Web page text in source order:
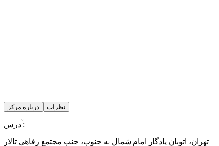
درباره مرکز نظرات
آدرس:
تهران، اتوبان یادگار امام شمال به جنوب، جنب مجتمع رفاهی تالار